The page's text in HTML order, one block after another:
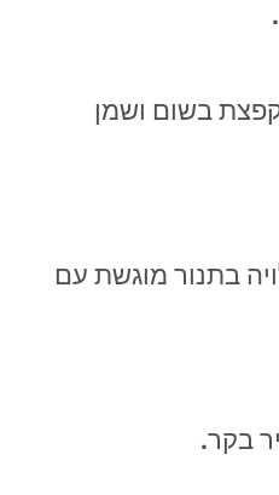
בשום ושמן
בתנור מוגשת עם
בקר.